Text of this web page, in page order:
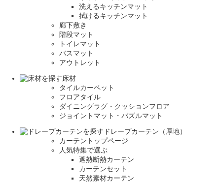
洗えるキッチンマット
拭けるキッチンマット
廊下敷き
階段マット
トイレマット
バスマット
アウトレット
床材
タイルカーペット
フロアタイル
ダイニングラグ・クッションフロア
ジョイントマット・パズルマット
ドレープカーテン（厚地）
カーテントップページ
人気特集で選ぶ
遮熱断熱カーテン
カーテンセット
天然素材カーテン